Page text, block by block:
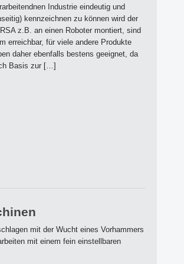
Industrie eindeutig und
kennzeichnen zu können wird der
z.B. an einen Roboter montiert, sind
erreichbar, für viele andere Produkte
daher ebenfalls bestens geeignet, da
Basis zur […]
mit der Wucht eines Vorhammers
mit einem fein einstellbaren